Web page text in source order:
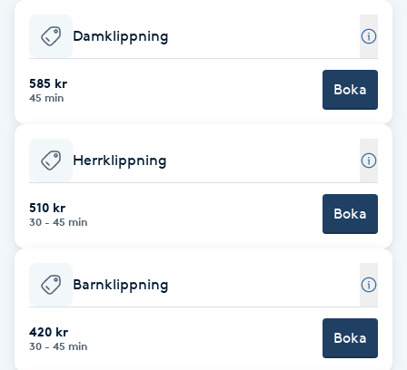
Babylights
Balayage
Barber
BIAB
Blowout
Damklippning
585 kr
45 min Boka
Herrklippning
510 kr
30 - 45 min Boka
Barnklippning
420 kr
30 - 45 min Boka